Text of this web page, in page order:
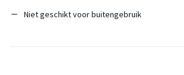
Niet geschikt voor buitengebruik